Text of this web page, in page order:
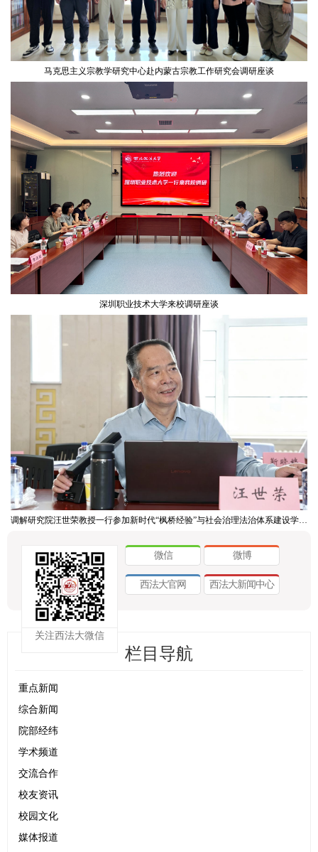
马克思主义宗教学研究中心赴内蒙古宗教工作研究会调研座谈
深圳职业技术大学来校调研座谈
关注西法大微信
微信 微博
西法大官网 西法大新闻中心
栏目导航
重点新闻
综合新闻
院部经纬
学术频道
交流合作
校友资讯
校园文化
媒体报道